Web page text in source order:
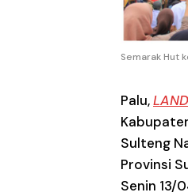
Semarak Hut
Palu,
Sulteng
Provinsi
Senin 13/